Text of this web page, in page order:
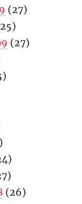
(27)
(27)
(26)